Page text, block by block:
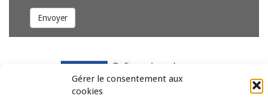
Gérer le consentement aux
cookies
Envoyer